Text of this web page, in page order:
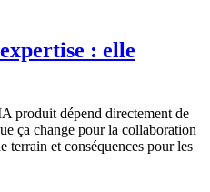
: elle
produit dépend directement de
ça change pour la collaboration
terrain et conséquences pour les